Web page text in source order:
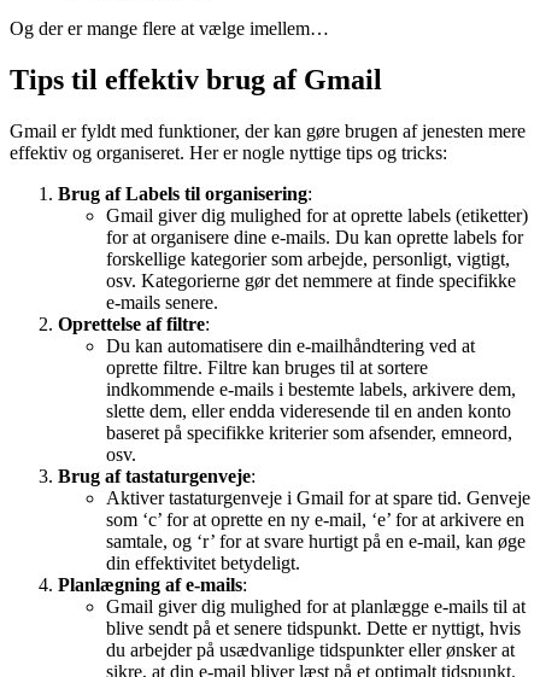
Og der er mange flere at vælge imellem…
Tips til effektiv brug af Gmail
Gmail er fyldt med funktioner, der kan gøre brugen af jenesten mere
effektiv og organiseret. Her er nogle nyttige tips og tricks:
Brug af Labels til organisering:
Gmail giver dig mulighed for at oprette labels (etiketter)
for at organisere dine e-mails. Du kan oprette labels for
forskellige kategorier som arbejde, personligt, vigtigt,
osv. Kategorierne gør det nemmere at finde specifikke
e-mails senere.
Oprettelse af filtre:
Du kan automatisere din e-mailhåndtering ved at
oprette filtre. Filtre kan bruges til at sortere
indkommende e-mails i bestemte labels, arkivere dem,
slette dem, eller endda videresende til en anden konto
baseret på specifikke kriterier som afsender, emneord,
osv.
Brug af tastaturgenveje:
Aktiver tastaturgenveje i Gmail for at spare tid. Genveje
som ‘c’ for at oprette en ny e-mail, ‘e’ for at arkivere en
samtale, og ‘r’ for at svare hurtigt på en e-mail, kan øge
din effektivitet betydeligt.
Planlægning af e-mails:
Gmail giver dig mulighed for at planlægge e-mails til at
blive sendt på et senere tidspunkt. Dette er nyttigt, hvis
du arbejder på usædvanlige tidspunkter eller ønsker at
sikre, at din e-mail bliver læst på et optimalt tidspunkt.